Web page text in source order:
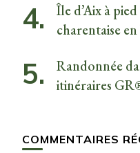
Île d’Aix à
charentaise
Randonnée
itinéraires
COMMENTAIRES